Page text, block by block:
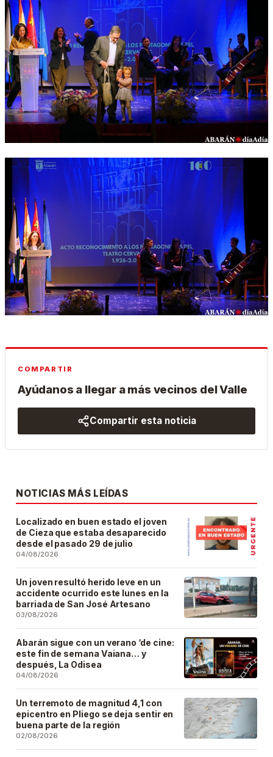
COMPARTIR
Ayúdanos a llegar a más vecinos del Valle
Compartir esta noticia
NOTICIAS MÁS LEÍDAS
Localizado en buen estado el joven
de Cieza que estaba desaparecido
desde el pasado 29 de julio
04/08/2026
Un joven resultó herido leve en un
accidente ocurrido este lunes en la
barriada de San José Artesano
03/08/2026
Abarán sigue con un verano ‘de cine:
este fin de semana Vaiana… y
después, La Odisea
04/08/2026
Un terremoto de magnitud 4,1 con
epicentro en Pliego se deja sentir en
buena parte de la región
02/08/2026